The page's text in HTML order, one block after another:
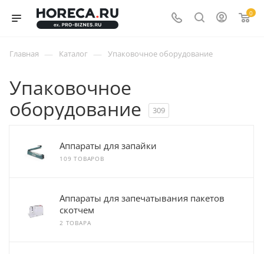
0
Главная — Каталог — Упаковочное оборудование
Упаковочное
оборудование
309
Аппараты для запайки
109 ТОВАРОВ
Аппараты для запечатывания пакетов
скотчем
2 ТОВАРА